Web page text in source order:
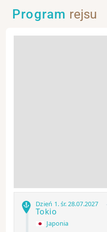
Program rejsu
Dzień 1.śr.28.07.2027
Tokio
Japonia